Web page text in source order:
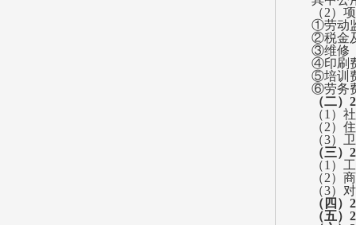
（2）
①劳动
②税金
③维修
④印刷
⑤培训
⑥劳务
（二）
（1）
（2）
（3）
（三）
（1）
（2）
（3）
（四）
（五）